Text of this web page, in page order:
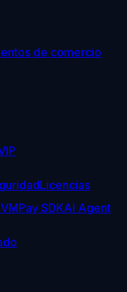
de comercio
Licencias
Pay SDKAI Agent